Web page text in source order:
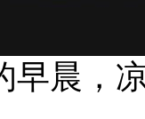
早晨，